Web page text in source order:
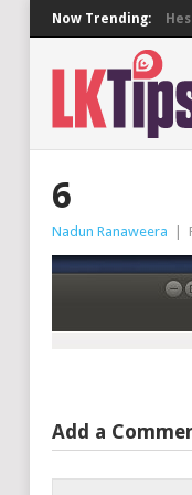
Now Trending:
6
Nadun Ranaweera
Add a